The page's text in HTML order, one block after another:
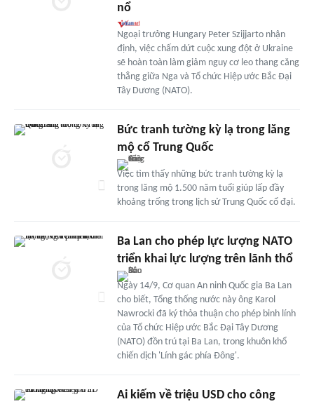
nổ
Ngoại trưởng Hungary Peter Szijjarto nhận
định, việc chấm dứt cuộc xung đột ở Ukraine
sẽ hoàn toàn làm giảm nguy cơ leo thang căng
thẳng giữa Nga và Tổ chức Hiệp ước Bắc Đại
Tây Dương (NATO).
Bức tranh tường kỳ lạ trong lăng
mộ cổ Trung Quốc
Việc tìm thấy những bức tranh tường kỳ lạ
trong lăng mộ 1.500 năm tuổi giúp lấp đầy
khoảng trống trong lịch sử Trung Quốc cổ đại.
Ba Lan cho phép lực lượng NATO
triển khai lực lượng trên lãnh thổ
Ngày 14/9, Cơ quan An ninh Quốc gia Ba Lan
cho biết, Tổng thống nước này ông Karol
Nawrocki đã ký thỏa thuận cho phép binh lính
của Tổ chức Hiệp ước Bắc Đại Tây Dương
(NATO) đồn trú tại Ba Lan, trong khuôn khổ
chiến dịch 'Lính gác phía Đông'.
Ai kiếm về triệu USD cho công